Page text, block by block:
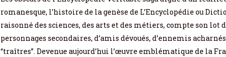
romanesque, l’histoire de la genèse de L’Encyclopédie ou
raisonné des sciences, des arts et des métiers, compte son lot
personnages secondaires, d’amis dévoués, d’ennemis
“traîtres”. Devenue aujourd’hui l’œuvre emblématique de la